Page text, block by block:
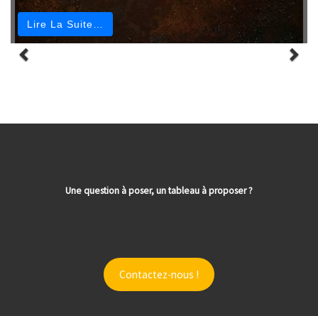
Lire La Suite…
Une question à poser, un tableau à proposer ?
Contactez-nous !